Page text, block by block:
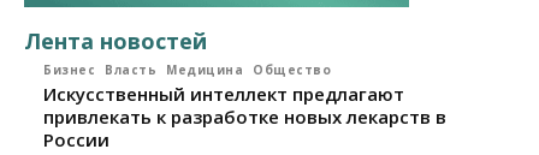
Лента новостей
Бизнес Власть Медицина Общество
Искусственный интеллект предлагают
привлекать к разработке новых лекарств в
России